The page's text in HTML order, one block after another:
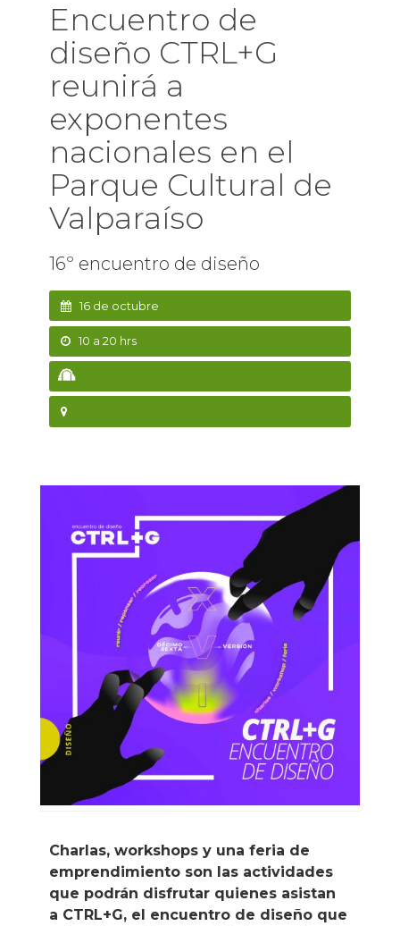
Encuentro de
diseño CTRL+G
reunirá a
exponentes
nacionales en el
Parque Cultural de
Valparaíso
16º encuentro de diseño
16 de octubre
10 a 20 hrs
Charlas, workshops y una feria de
emprendimiento son las actividades
que podrán disfrutar quienes asistan
a CTRL+G, el encuentro de diseño que